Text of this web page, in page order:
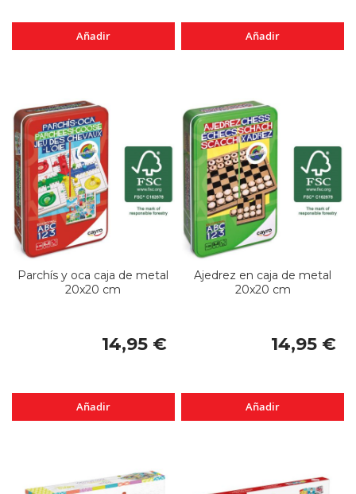
Añadir Añadir
Parchís y oca caja de metal
20x20 cm
14,95 €
Añadir
Ajedrez en caja de metal
20x20 cm
14,95 €
Añadir